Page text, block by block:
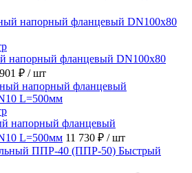
напорный фланцевый DN100х80
₽ / шт
напорный фланцевый
L=500мм 11 730 ₽ / шт
Быстрый